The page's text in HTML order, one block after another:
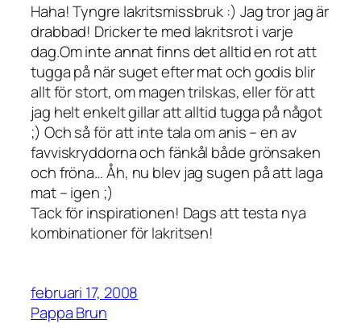
Haha! Tyngre lakritsmissbruk :) Jag tror jag är
drabbad! Dricker te med lakritsrot i varje
dag.Om inte annat finns det alltid en rot att
tugga på när suget efter mat och godis blir
allt för stort, om magen trilskas, eller för att
jag helt enkelt gillar att alltid tugga på något
;) Och så för att inte tala om anis – en av
favviskryddorna och fänkål både grönsaken
och fröna… Åh, nu blev jag sugen på att laga
mat – igen ;)
Tack för inspirationen! Dags att testa nya
kombinationer för lakritsen!
februari 17, 2008
Pappa Brun